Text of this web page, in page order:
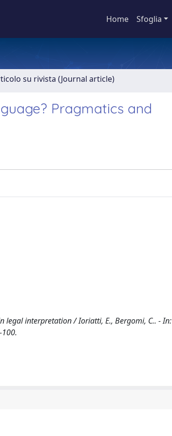
Home Sfoglia
su rivista (Journal article)
Pragmatics and
legal interpretation / Ioriatti, E., Bergomi, C.. - In:
100.